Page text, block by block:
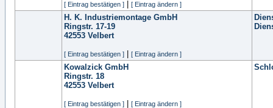
[ Eintrag bestätigen ] [ Eintrag ändern ]
H. K. Industriemontage GmbH
Ringstr. 17-19
42553 Velbert
[ Eintrag bestätigen ] [ Eintrag ändern ]
Kowalzick GmbH
Ringstr. 18
42553 Velbert
[ Eintrag bestätigen ] [ Eintrag ändern ]